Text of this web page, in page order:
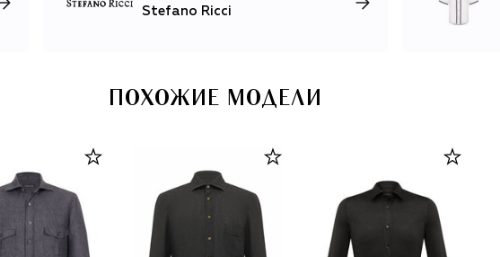
Stefano Ricci
ПОХОЖИЕ МОДЕЛИ